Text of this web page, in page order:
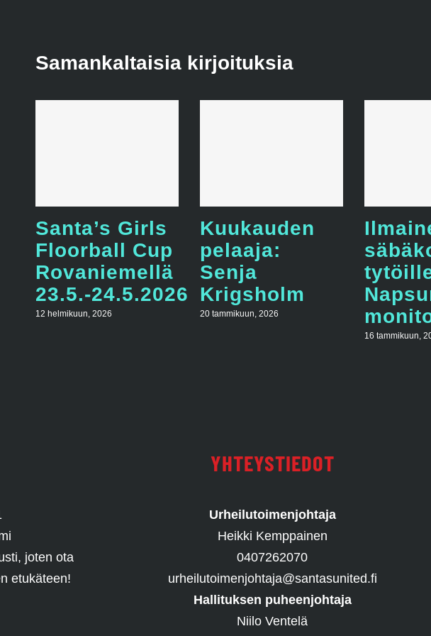
Samankaltaisia kirjoituksia
Santa’s Girls
Floorball Cup
Rovaniemellä
23.5.-24.5.2026
12 helmikuun, 2026
Kuukauden
pelaaja:
Senja
Krigsholm
20 tammikuun, 2026
16 tammikuun,
joten ota
etukäteen!
YHTEYSTIEDOT
Urheilutoimenjohtaja
Heikki Kemppainen
0407262070
urheilutoimenjohtaja@santasunited.fi
Hallituksen puheenjohtaja
Niilo Ventelä